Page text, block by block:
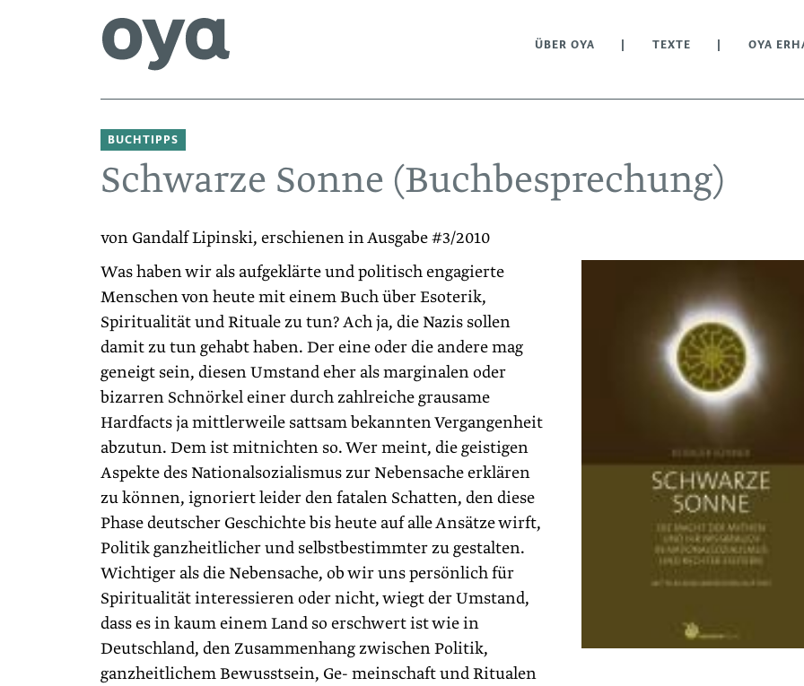
ÜBER OYA TEXTE OYA
BUCHTIPPS
Schwarze Sonne (Buchbesprechung)
von Gandalf Lipinski, erschienen in Ausgabe #3/2010
Was haben wir als aufgeklärte und politisch engagierte
Menschen von heute mit einem Buch über Esoterik,
Spiritualität und Rituale zu tun? Ach ja, die Nazis sollen
damit zu tun gehabt haben. Der eine oder die andere mag
geneigt sein, diesen Umstand eher als marginalen oder
bizarren Schnörkel einer durch zahlreiche grausame
Hardfacts ja mittlerweile sattsam bekannten Vergangenheit
abzutun. Dem ist mitnichten so. Wer meint, die geistigen
Aspekte des Nationalsozialismus zur Nebensache erklären
zu können, ignoriert leider den fatalen Schatten, den diese
Phase deutscher Geschichte bis heute auf alle Ansätze wirft,
Politik ganzheitlicher und selbstbestimmter zu gestalten.
Wichtiger als die Nebensache, ob wir uns persönlich für
Spiritualität interessieren oder nicht, wiegt der Umstand,
dass es in kaum einem Land so erschwert ist wie in
Deutschland, den Zusammenhang zwischen Politik,
ganzheitlichem Bewusstsein, Ge- meinschaft und Ritualen